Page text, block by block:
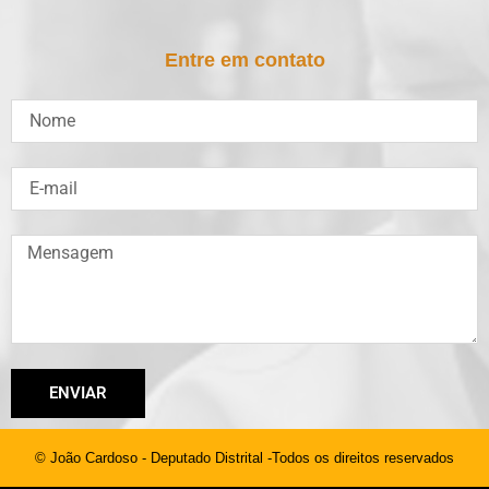
Entre em contato
ENVIAR
© João Cardoso - Deputado Distrital -Todos os direitos reservados